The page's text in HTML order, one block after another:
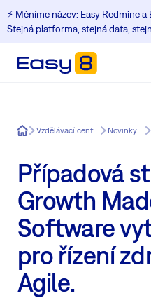
⚡️ Měníme název: Easy Redmine
Stejná platforma, stejná data,
Easy8 Vzdělávací centrum pro uživatele Redmine Novinky v Easy Redmine
Případová
Growth
Software
pro řízení
Agile.